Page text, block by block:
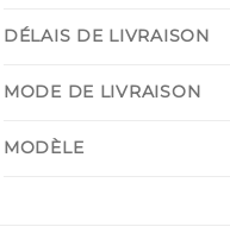
DÉLAIS DE LIVRAISON
MODE DE LIVRAISON
MODÈLE